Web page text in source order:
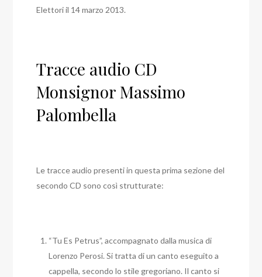
Elettori il 14 marzo 2013.
Tracce audio CD
Monsignor Massimo
Palombella
Le tracce audio presenti in questa prima sezione del
secondo CD sono così strutturate:
“Tu Es Petrus”, accompagnato dalla musica di
Lorenzo Perosi. Si tratta di un canto eseguito a
cappella, secondo lo stile gregoriano. Il canto si